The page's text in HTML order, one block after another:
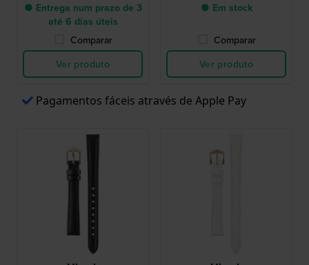
● Entrega num prazo de 3
até 6 dias úteis
Comparar
Ver produto
● Em stock
Comparar
Ver produto
Pagamentos fáceis através de Apple Pay